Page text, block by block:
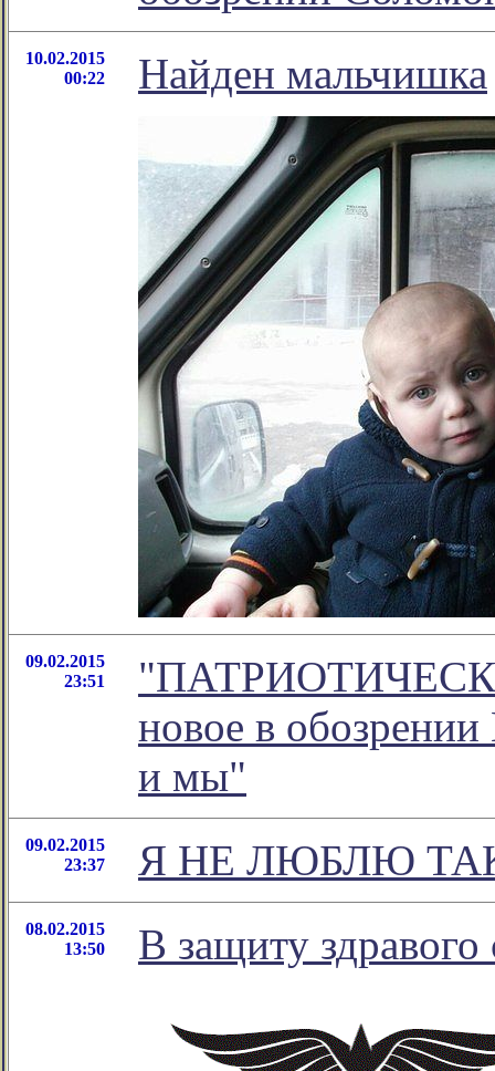
10.02.2015
00:22
Найден мальчишка
09.02.2015
23:51
новое в
и мы"
09.02.2015
23:37
Я НЕ ЛЮБЛЮ
08.02.2015
13:50
В защиту